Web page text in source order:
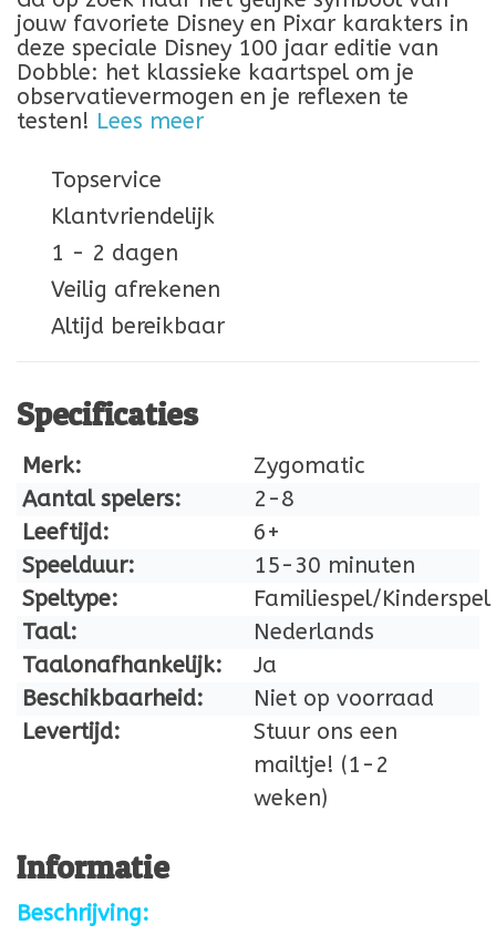
jouw favoriete Disney en Pixar karakters in
deze speciale Disney 100 jaar editie van
Dobble: het klassieke kaartspel om je
observatievermogen en je reflexen te
testen! Lees meer
Topservice
Klantvriendelijk
1 - 2 dagen
Veilig afrekenen
Altijd bereikbaar
Specificaties
Merk:
Zygomatic
Aantal spelers:
2-8
Leeftijd:
6+
Speelduur:
15-30 minuten
Speltype:
Familiespel/Kinderspel
Taal:
Nederlands
Taalonafhankelijk:
Ja
Beschikbaarheid:
Niet op voorraad
Levertijd:
Stuur ons een
mailtje! (1-2
weken)
Informatie
Beschrijving: